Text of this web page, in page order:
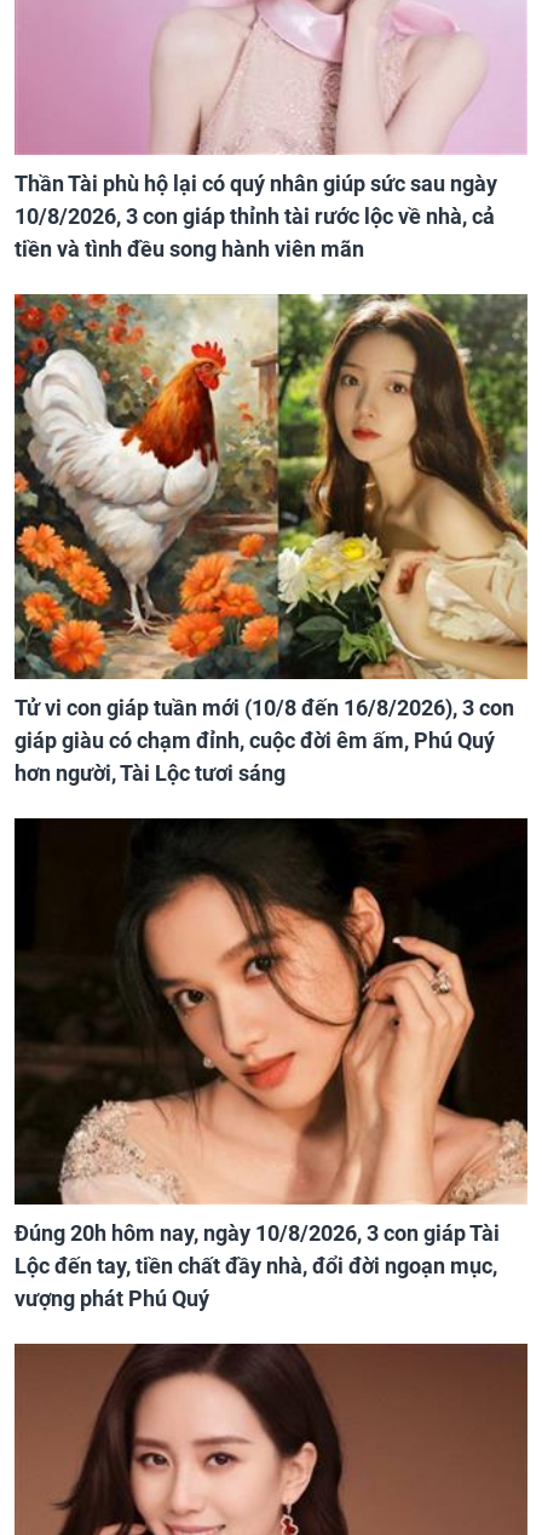
Thần Tài phù hộ lại có quý nhân giúp sức sau ngày
10/8/2026, 3 con giáp thỉnh tài rước lộc về nhà, cả
tiền và tình đều song hành viên mãn
Tử vi con giáp tuần mới (10/8 đến 16/8/2026), 3 con
giáp giàu có chạm đỉnh, cuộc đời êm ấm, Phú Quý
hơn người, Tài Lộc tươi sáng
Đúng 20h hôm nay, ngày 10/8/2026, 3 con giáp Tài
Lộc đến tay, tiền chất đầy nhà, đổi đời ngoạn mục,
vượng phát Phú Quý